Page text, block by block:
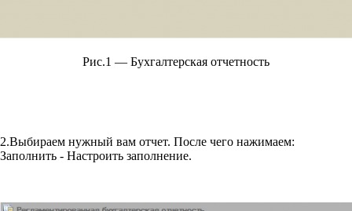
Рис.1 — Бухгалтерская отчетность
2.Выбираем нужный вам отчет. После чего нажимаем:
Заполнить - Настроить заполнение.